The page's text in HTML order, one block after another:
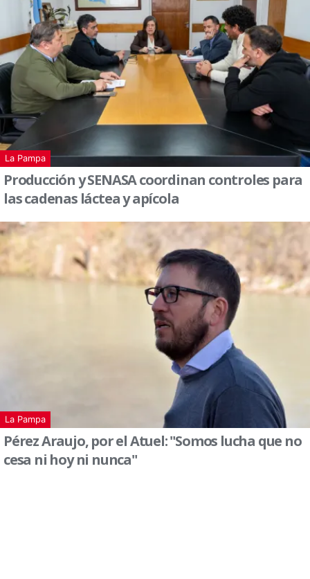
La Pampa
Producción y SENASA coordinan controles para
las cadenas láctea y apícola
La Pampa
Pérez Araujo, por el Atuel: "Somos lucha que no
cesa ni hoy ni nunca"